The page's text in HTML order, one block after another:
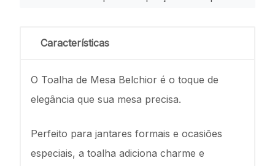
Características
O Toalha de Mesa Belchior é o toque de
elegância que sua mesa precisa.
Perfeito para jantares formais e ocasiões
especiais, a toalha adiciona charme e